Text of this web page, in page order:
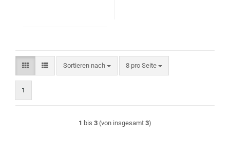
Sortieren nach
Sortieren nach 8 pro Seite
pro Seite
1
1 bis 3 (von insgesamt 3)